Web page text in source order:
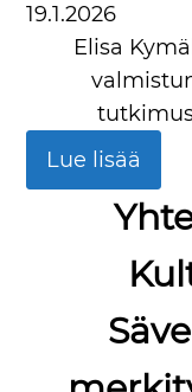
19.1.2026
Elisa
Lue lisää